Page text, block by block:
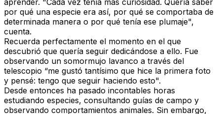
aprender. "Cada vez tenía más curiosidad. Quería saber
por qué una especie era así, por qué se comportaba de
determinada manera o por qué tenía ese plumaje",
cuenta.
Recuerda perfectamente el momento en el que
descubrió que quería seguir dedicándose a ello. Fue
observando un somormujo lavanco a través del
telescopio “me gustó tantísimo que hice la primera foto
y pensé: tengo que seguir haciendo esto".
Desde entonces ha pasado incontables horas
estudiando especies, consultando guías de campo y
observando comportamientos animales. Sin embargo,